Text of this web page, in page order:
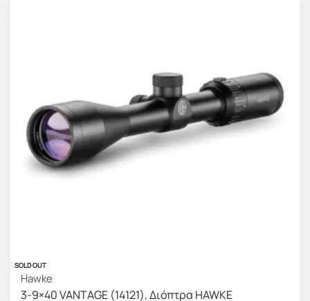
SOLD OUT
Hawke
3-9×40 VANTAGE (14121), Διόπτρα HAWKE